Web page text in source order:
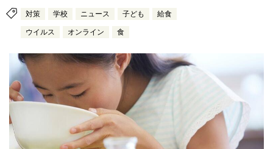
対策 学校 ニュース 子ども 給食
ウイルス オンライン 食